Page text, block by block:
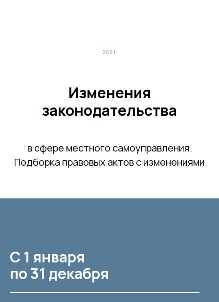
2021
Изменения
законодательства
в сфере местного самоуправления.
Подборка правовых актов с изменениями
С 1 января
по 31 декабря